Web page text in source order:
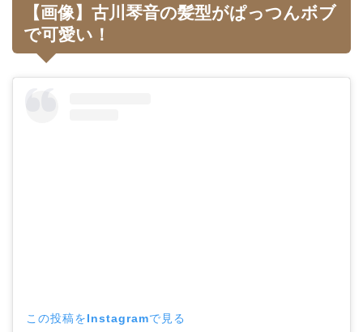
【画像】古川琴音の髪型がぱっつんボブ
で可愛い！
この投稿をInstagramで見る